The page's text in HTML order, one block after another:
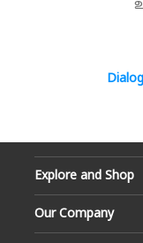
Explore and Shop
Our Company